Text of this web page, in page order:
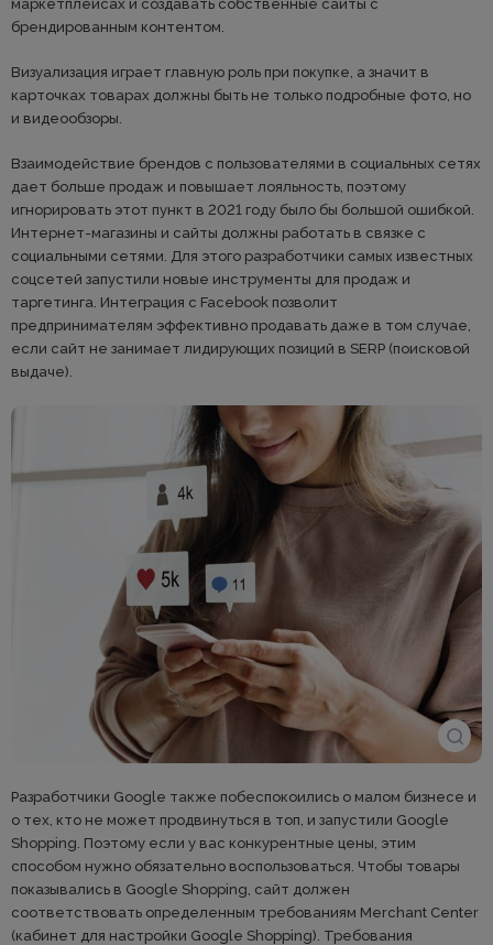
маркетплейсах и создавать собственные сайты с
брендированным контентом.
Визуализация играет главную роль при покупке, а значит в
карточках товарах должны быть не только подробные фото, но
и видеообзоры.
Взаимодействие брендов с пользователями в социальных сетях
дает больше продаж и повышает лояльность, поэтому
игнорировать этот пункт в 2021 году было бы большой ошибкой.
Интернет-магазины и сайты должны работать в связке с
социальными сетями. Для этого разработчики самых известных
соцсетей запустили новые инструменты для продаж и
таргетинга. Интеграция с Facebook позволит
предпринимателям эффективно продавать даже в том случае,
если сайт не занимает лидирующих позиций в SERP (поисковой
выдаче).
Разработчики Google также побеспокоились о малом бизнесе и
о тех, кто не может продвинуться в топ, и запустили Google
Shopping. Поэтому если у вас конкурентные цены, этим
способом нужно обязательно воспользоваться. Чтобы товары
показывались в Google Shopping, сайт должен
соответствовать определенным требованиям Merchant Center
(кабинет для настройки Google Shopping). Требования